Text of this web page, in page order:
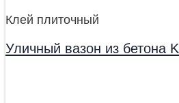
Клей плиточный
Уличный вазон из бетона